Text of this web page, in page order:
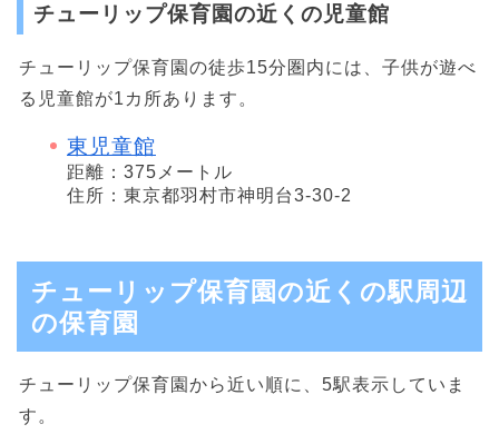
チューリップ保育園の近くの児童館
チューリップ保育園の徒歩15分圏内には、子供が遊べ
る児童館が1カ所あります。
東児童館
距離：375メートル
住所：東京都羽村市神明台3-30-2
チューリップ保育園の近くの駅周辺
の保育園
チューリップ保育園から近い順に、5駅表示していま
す。